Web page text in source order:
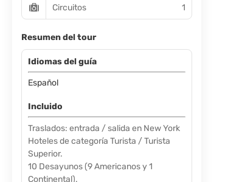
Circuitos 1
Resumen del tour
Idiomas del guía
Español
Incluido
Traslados: entrada / salida en New York
Hoteles de categoría Turista / Turista
Superior.
10 Desayunos (9 Americanos y 1
Continental).